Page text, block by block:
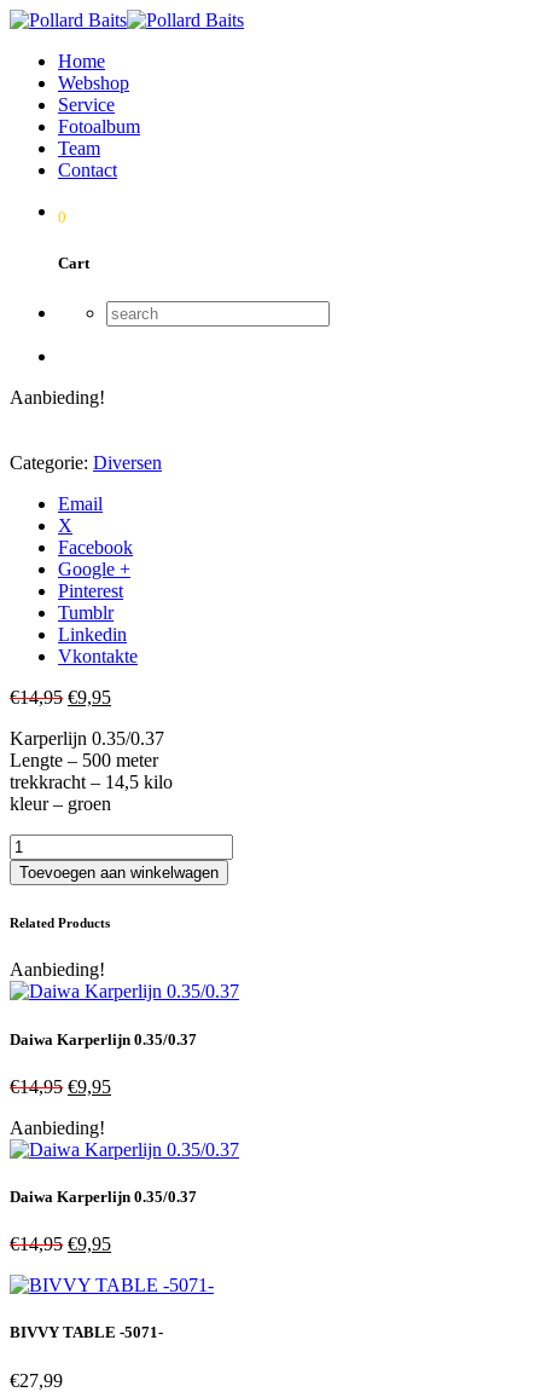
Home
Webshop
Service
Fotoalbum
Team
Contact
0
Cart
Aanbieding!
Categorie: Diversen
Email
X
Facebook
Google +
Pinterest
Tumblr
Linkedin
Vkontakte
€14,95 Oorspronkelijke
was:
€14,95.
€9,95Huidige
is:
€9,95.
Karperlijn 0.35/0.37
Lengte – 500 meter
trekkracht – 14,5 kilo
kleur – groen
Daiwa
Karperlijn
0.35/037
Toevoegen aan winkelwagen
Related Products
Aanbieding!
Daiwa Karperlijn 0.35/0.37
€14,95 Oorspronkelijke
was:
€14,95.
€9,95Huidige
€9,95.
Aanbieding!
Daiwa Karperlijn 0.35/0.37
€14,95 Oorspronkelijke
was:
€9,95Huidige
is:
BIVVY TABLE -5071-
€27,99